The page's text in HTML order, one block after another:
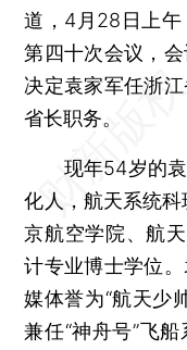
道，4月28日上午
第四十次会议，
决定袁家军任浙
省长职务。
现年54岁的袁
化人，航天系统
京航空学院、航
计专业博士学位
媒体誉为“航天少
兼任“神舟号”飞